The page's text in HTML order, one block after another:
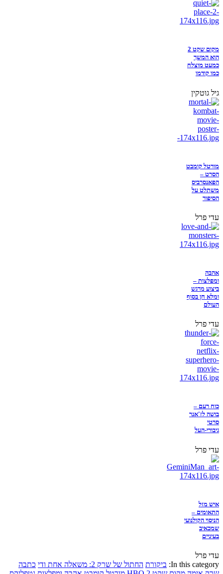
מקום שקט 2
הוא המשך
כמעט מוצלח
כמו קודמו
גיל גוטקין
מורטל קומבט
הסרט –
הפאנסרביס
משתלט על
הסיפור
עדי פרל
אהבה
ומפלצות –
ביצוע מרגש
ומלא חן בסוף
העולם
עדי פרל
כוח רעם –
בושה לז'אנר
סרטי
גיבורי-העל
עדי פרל
איש מזל
התאומים –
הניסוי הקולנועי
שמכאיב
בעיניים
עדי פרל
In this category: ביקורת החתול של שרק 2: משאלה אחת ודי
כתבה